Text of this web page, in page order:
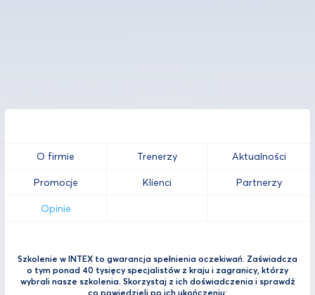
O firmie Trenerzy Aktualności
Promocje Klienci Partnerzy
Opinie
Szkolenie w INTEX to gwarancja spełnienia oczekiwań. Zaświadcza
o tym ponad 40 tysięcy specjalistów z kraju i zagranicy, którzy
wybrali nasze szkolenia. Skorzystaj z ich doświadczenia i sprawdź
co powiedzieli po ich ukończeniu: